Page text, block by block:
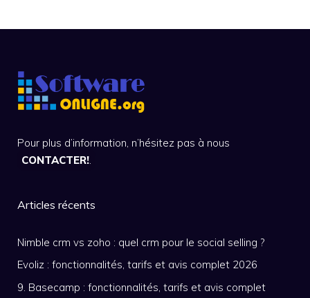
Pour plus d’information, n’hésitez pas à nous
CONTACTER!
Articles récents
Nimble crm vs zoho : quel crm pour le social selling ?
Evoliz : fonctionnalités, tarifs et avis complet 2026
9. Basecamp : fonctionnalités, tarifs et avis complet